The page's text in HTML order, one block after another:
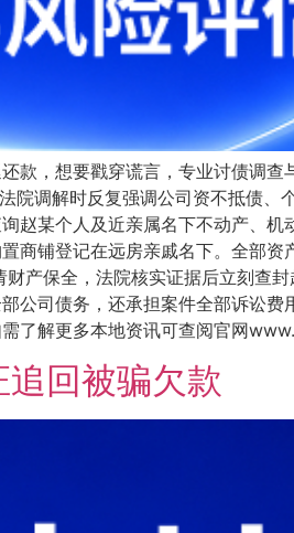
，想要戳穿谎言，专业讨债调查
调解时反复强调公司资不抵债、
赵某个人及近亲属名下不动产、
商铺登记在远房亲戚名下。全部资
产保全，法院核实证据后立刻查
公司债务，还承担案件全部诉讼
了解更多本地资讯可查阅官网
回被骗欠款